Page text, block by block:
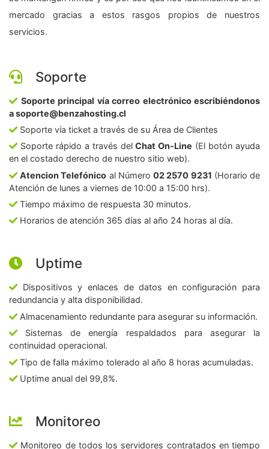
mercado gracias a estos rasgos propios de nuestros
servicios.
Soporte
Soporte principal vía correo electrónico escribiéndonos
a soporte@benzahosting.cl
Soporte vía ticket a través de su Área de Clientes
Soporte rápido a través delChat On-Line (El botón ayuda
en el costado derecho de nuestro sitio web).
Atencion Telefónico al Número02 2570 9231 (Horario de
Atención de lunes a viernes de 10:00 a 15:00 hrs).
Tiempo máximo de respuesta 30 minutos.
Horarios de atención 365 días al año 24 horas al día.
Uptime
Dispositivos y enlaces de datos en configuración para
redundancia y alta disponibilidad.
Almacenamiento redundante para asegurar su información.
Sistemas de energía respaldados para asegurar la
continuidad operacional.
Tipo de falla máximo tolerado al año 8 horas acumuladas.
Uptime anual del 99,8%.
Monitoreo
Monitoreo de todos los servidores contratados en tiempo